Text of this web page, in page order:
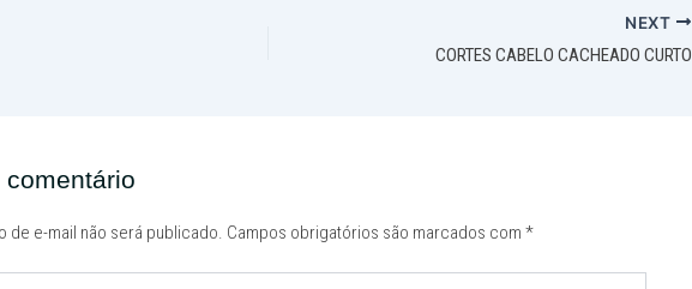
NEXT
CORTES CABELO CACHEADO CURTO
comentário
de e-mail não será publicado. Campos obrigatórios são marcados com *